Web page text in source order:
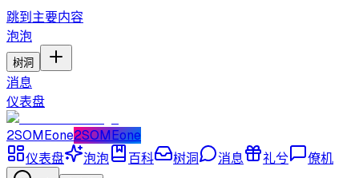
跳到主要内容
泡泡
树洞
消息
仪表盘
2SOMEone2SOMEone
仪表盘
泡泡 百科 树洞 消息 礼兮 僚机